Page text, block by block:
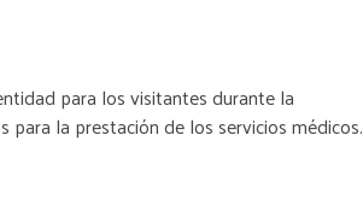
para los visitantes durante la
la prestación de los servicios médicos.